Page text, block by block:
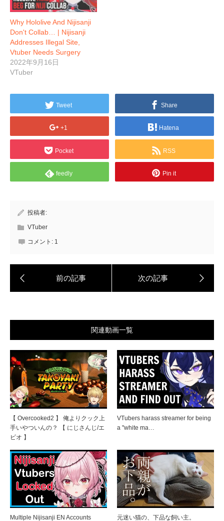
Why Hololive And Nijisanji
Don't Collab… | Nijisanji
Addresses Illegal Site,
Vtuber Needs Surgery
2022年9月16日
VTuber
Tweet Share
+1 Hatena
Pocket RSS
feedly Pin it
投稿者:
VTuber
コメント: 1
関連動画一覧
【 Overcooked2 】 俺よりクック上
手いやついんの？ 【 にじさんじ/エ
ビオ 】
VTubers harass streamer for being
a "white ma…
Multiple Nijisanji EN Accounts
元迷い猫の、下品な飼い主。